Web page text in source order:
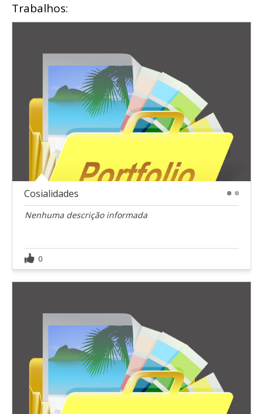
Trabalhos:
Cosialidades
Nenhuma descrição informada
0